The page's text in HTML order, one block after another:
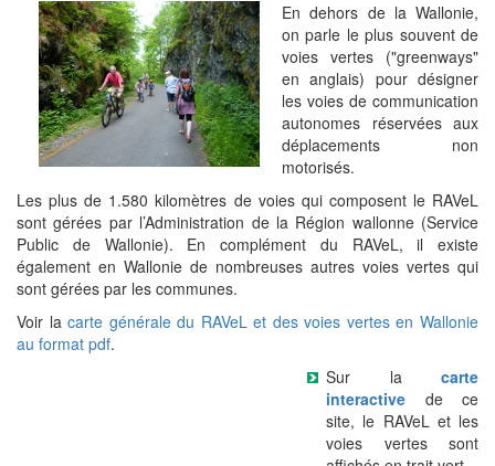
En dehors de la Wallonie,
on parle le plus souvent de
voies vertes ("greenways"
en anglais) pour désigner
les voies de communication
autonomes réservées aux
déplacements non
motorisés.
Les plus de 1.580 kilomètres de voies qui composent le RAVeL
sont gérées par l’Administration de la Région wallonne (Service
Public de Wallonie). En complément du RAVeL, il existe
également en Wallonie de nombreuses autres voies vertes qui
sont gérées par les communes.
Voir lacarte générale du RAVeL et des voies vertes en Wallonie
au format pdf.
Sur la carte
interactive de ce
site, le RAVeL et les
voies vertes sont